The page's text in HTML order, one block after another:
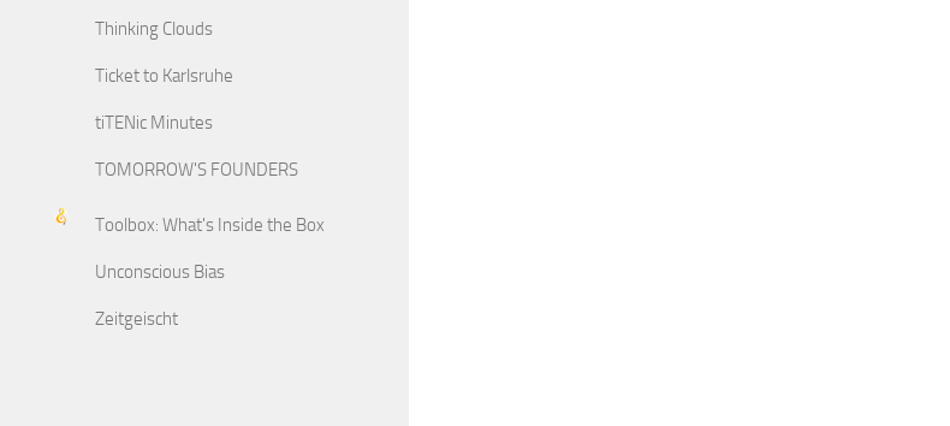
Thinking Clouds
Ticket to Karlsruhe
tiTENic Minutes
TOMORROW'S FOUNDERS
Toolbox: What's Inside the Box
Unconscious Bias
Zeitgeischt